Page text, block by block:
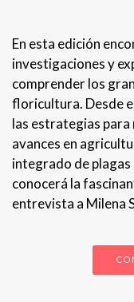
En esta edición
investigaciones y
comprender los
floricultura. Desde
las estrategias
avances en
integrado de
conocerá la
entrevista a Milena